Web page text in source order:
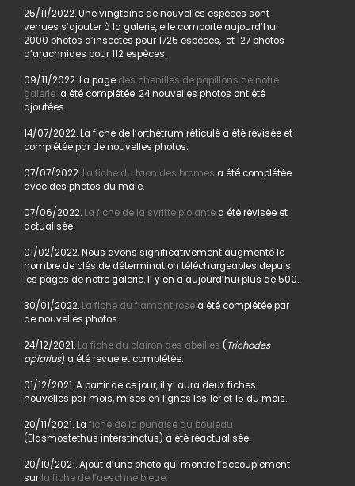
25/11/2022. Une vingtaine de nouvelles espèces sont
venues s’ajouter à la galerie, elle comporte aujourd’hui
2000 photos d’insectes pour 1725 espèces, et 127 photos
d’arachnides pour 112 espèces.
09/11/2022. La page des chenilles de papillons de notre
galerie a été complétée. 24 nouvelles photos ont été
ajoutées.
14/07/2022. La fiche de l’orthétrum réticulé a été révisée et
complétée par de nouvelles photos.
07/07/2022. La fiche du taon des bromes a été complétée
avec des photos du mâle.
07/06/2022. La fiche de la syritte piolantea été révisée et
actualisée.
01/02/2022. Nous avons significativement augmenté le
nombre de clés de détermination téléchargeables depuis
les pages de notre galerie. Il y en a aujourd’hui plus de 500.
30/01/2022. La fiche du flamant rosea été complétée par
de nouvelles photos.
24/12/2021. La fiche du clairon des abeilles ( Trichodes
apiarius) a été revue et complétée.
01/12/2021. A partir de ce jour, il y aura deux fiches
nouvelles par mois, mises en lignes les 1er et 15 du mois.
20/11/2021. La fiche de la punaise du bouleau
(Elasmostethus interstinctus) a été réactualisée.
20/10/2021. Ajout d’une photo qui montre l’accouplement
sur la fiche de l’aeschne bleue.